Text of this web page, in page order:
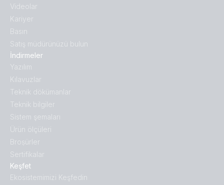
Keşfet
Ekosistemimizi Keşfedin
İndirmeler
Yazılım
Kılavuzlar
Teknik dökümanlar
Teknik bilgiler
Sistem şemaları
Ürün ölçüleri
Broṣürler
Sertifikalar
Videolar
Kariyer
Basın
Satış müdürünüzü bulun